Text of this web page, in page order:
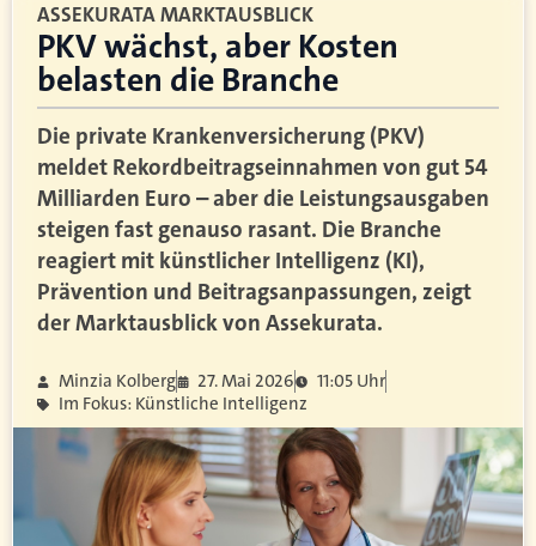
ASSEKURATA MARKTAUSBLICK
PKV wächst, aber Kosten
belasten die Branche
Die private Krankenversicherung (PKV)
meldet Rekordbeitragseinnahmen von gut 54
Milliarden Euro – aber die Leistungsausgaben
steigen fast genauso rasant. Die Branche
reagiert mit künstlicher Intelligenz (KI),
Prävention und Beitragsanpassungen, zeigt
der Marktausblick von Assekurata.
Minzia Kolberg 27. Mai 2026
11:05 Uhr
Im Fokus: Künstliche Intelligenz